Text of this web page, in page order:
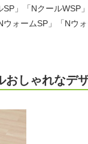
」「NクールWSP
ォームSP」「Nウ
おしゃれなデ